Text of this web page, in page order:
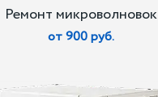
Ремонт микроволновок
от 900 руб.